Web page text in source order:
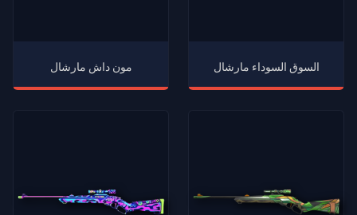
مون داش مارشال السوق السوداء مارشال